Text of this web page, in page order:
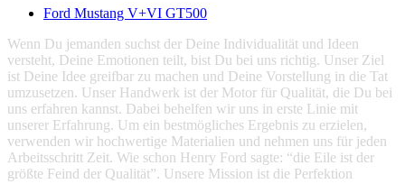
Ford Mustang V+VI GT500
Wenn Du jemanden suchst der Deine Individualität und Ideen
versteht, Deine Emotionen teilt, bist Du bei uns richtig. Unser Ziel
ist Deine Idee greifbar zu machen und Deine Vorstellung in die Tat
umzusetzen. Unser Handwerk ist der Motor für Qualität, die Du bei
uns erfahren kannst. Dabei behelfen wir uns in erste Linie mit
unserer Erfahrung. Um ein bestmögliches Ergebnis zu erzielen,
verwenden wir hochwertige Materialien und nehmen uns für jeden
Arbeitsschritt Zeit. Wie schon Henry Ford sagte: “die Eile ist der
größte Feind der Qualität”. Unsere Mission ist die Perfektion